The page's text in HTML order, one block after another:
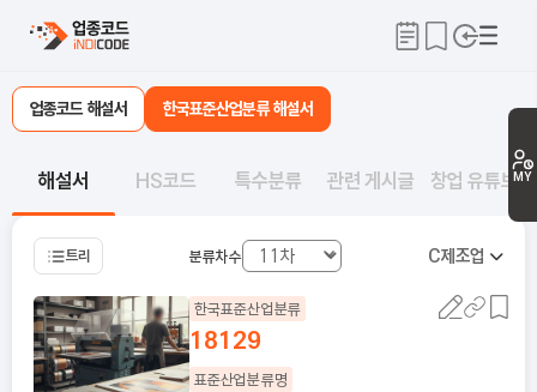
MY
업종코드 해설서 한국표준산업분류 해설서
해설서 HS코드 특수분류 관련 게시글 창업 유튜브
트리 분류차수 C제조업
한국표준산업분류
18129
표준산업분류명